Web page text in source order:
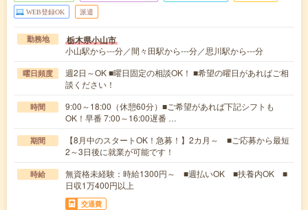
WEB登録OK 派遣
勤務地 栃木県小山市
小山駅から---分／間々田駅から---分／思川駅から---分
曜日頻度
週2日～OK ■曜日固定の相談OK！ ■希望の曜日があればご相
談ください！
時間
9:00～18:00（休憩60分）■ご希望があれば下記シフトも
OK！早番 7:00～16:00遅番 …
期間
【8月中のスタートOK！急募！】2カ月～ ■ご応募から最短
2～3日後に就業が可能です！
時給
無資格未経験：時給1300円～ ■週払いOK ■扶養内OK ■
日収1万400円以上
交通費